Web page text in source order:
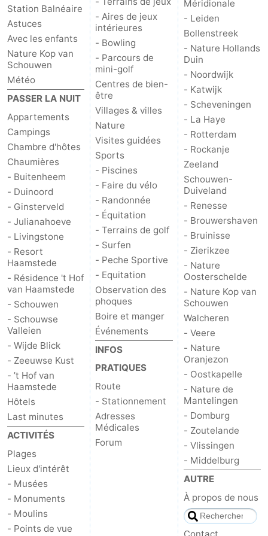
Schouwen
Nature
Oranjezon
-
Oostkapelle
-
Nature
de
Mantelingen
-
Domburg
-
Zoutelande
-
Vlissingen
-
Contact
Station Balnéaire
Astuces
Avec les enfants
Nature Kop van
Schouwen
Météo
PASSER LA NUIT
Appartements
Campings
Chambre d'hôtes
Chaumières
- Buitenheem
- Duinoord
- Ginsterveld
- Julianahoeve
- Livingstone
- Resort
Haamstede
- Résidence 't Hof
van Haamstede
- Schouwen
- Schouwse
Valleien
- Wijde Blick
- Zeeuwse Kust
- ’t Hof van
Haamstede
Hôtels
Last minutes
ACTIVITÉS
Plages
Lieux d'intérêt
- Musées
- Monuments
- Moulins
- Points de vue
- Aires de jeux
intérieures
- Bowling
- Parcours de
mini-golf
Centres de bien-
être
Villages & villes
Nature
Visites guidées
Sports
- Piscines
- Faire du vélo
- Randonnée
- Équitation
- Terrains de golf
- Surfen
- Peche Sportive
- Equitation
Observation des
phoques
Boire et manger
Événements
INFOS
PRATIQUES
Route
- Stationnement
Adresses
Médicales
Forum
Méridionale
- Leiden
Bollenstreek
- Nature Hollands
Duin
- Noordwijk
- Katwijk
- Scheveningen
- La Haye
- Rotterdam
- Rockanje
Zeeland
Schouwen-
Duiveland
- Renesse
- Brouwershaven
- Bruinisse
- Zierikzee
- Nature
Oosterschelde
- Nature Kop van
Schouwen
Walcheren
- Veere
- Nature
Oranjezon
- Oostkapelle
- Nature de
Mantelingen
- Domburg
- Zoutelande
- Vlissingen
- Middelburg
AUTRE
À propos de nous